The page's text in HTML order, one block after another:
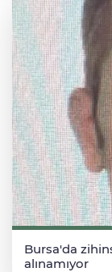
Bursa'da
alınamıyor